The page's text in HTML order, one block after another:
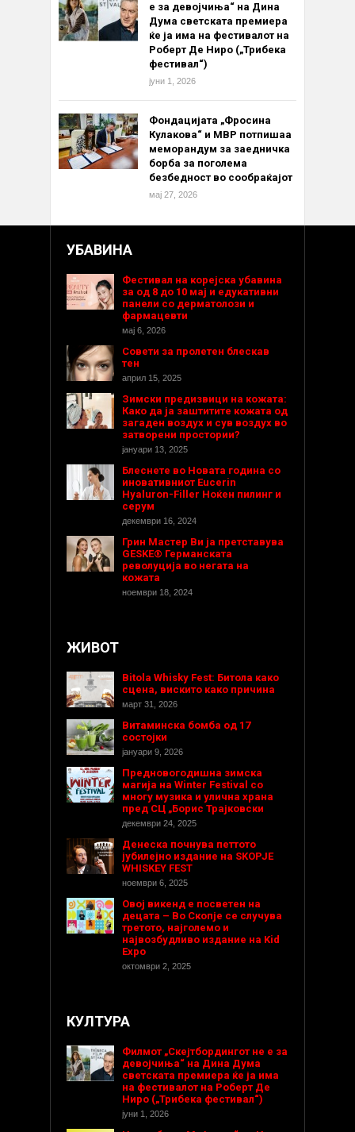
е за девојчиња“ на Дина
Дума светската премиера
ќе ја има на фестивалот на
Роберт Де Ниро („Трибека
фестивал“)
јуни 1, 2026
Фондацијата „Фросина
Кулакова“ и МВР потпишаа
меморандум за заедничка
борба за поголема
безбедност во сообраќајот
мај 27, 2026
УБАВИНА
Фестивал на корејска убавина
за од 8 до 10 мај и едукативни
панели со дерматолози и
фармацевти
мај 6, 2026
Совети за пролетен блескав
тен
април 15, 2025
Зимски предизвици на кожата:
Како да ја заштитите кожата од
загаден воздух и сув воздух во
затворени простории?
јануари 13, 2025
Блеснете во Новата година со
иновативниот Eucerin
Hyaluron-Filler Ноќен пилинг и
серум
декември 16, 2024
Грин Мастер Ви ја претставува
GESKE® Германската
револуција во негата на
кожата
ноември 18, 2024
ЖИВОТ
Bitola Whisky Fest: Битола како
сцена, вискито како причина
март 31, 2026
Витаминска бомба од 17
состојки
јануари 9, 2026
Предновогодишнa зимска
магија на Winter Festival со
многу музика и улична храна
пред СЦ „Борис Трајковски
декември 24, 2025
Денеска почнува петтото
јубилејно издание на SKOPJE
WHISKEY FEST
ноември 6, 2025
Овој викенд е посветен на
децата – Во Скопје се случува
третото, најголемо и
највозбудливо издание на Kid
Expo
октомври 2, 2025
КУЛТУРА
Филмот „Скејтбордингот не е за
девојчиња“ на Дина Дума
светската премиера ќе ја има
на фестивалот на Роберт Де
Ниро („Трибека фестивал“)
јуни 1, 2026